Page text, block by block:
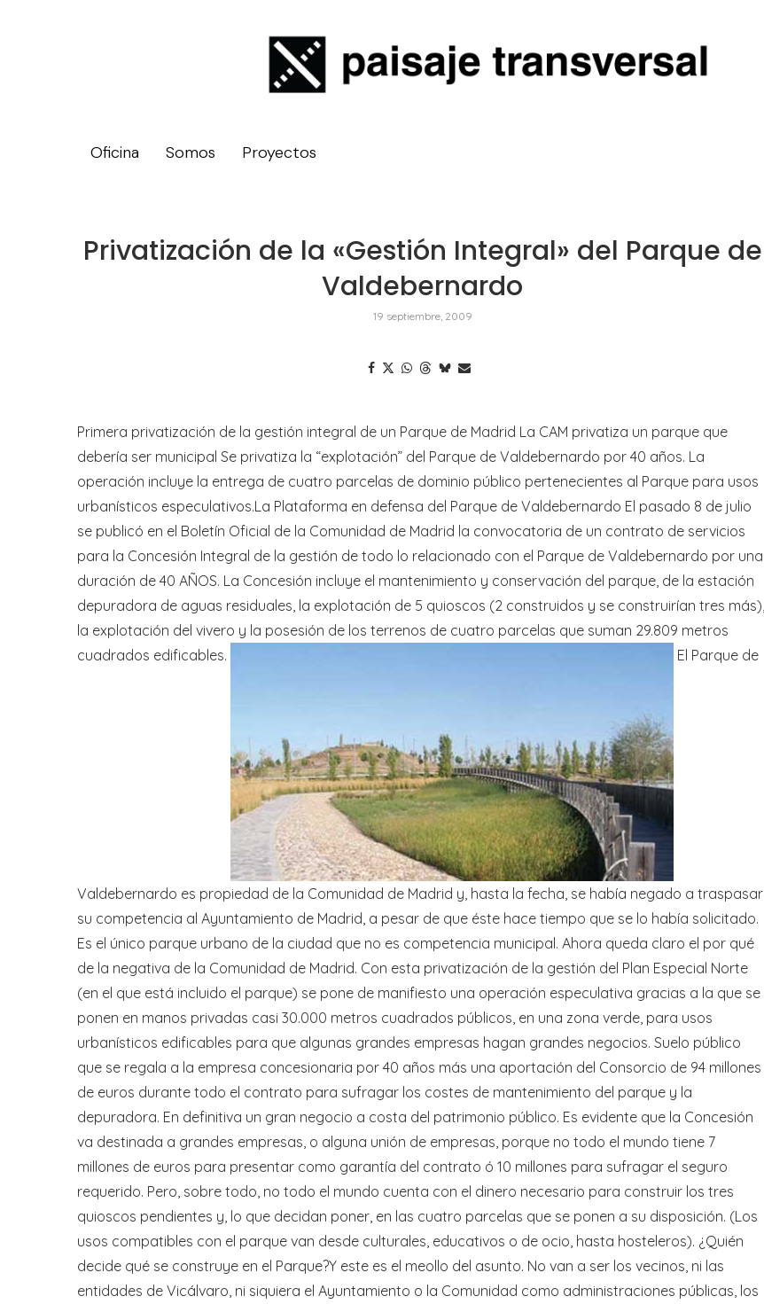
Oficina Somos Proyectos
Privatización de la «Gestión Integral» del Parque de
Valdebernardo
19 septiembre, 2009
Primera privatización de la gestión integral de un Parque de Madrid La CAM privatiza un parque que
debería ser municipal Se privatiza la “explotación” del Parque de Valdebernardo por 40 años. La
operación incluye la entrega de cuatro parcelas de dominio público pertenecientes al Parque para usos
urbanísticos especulativos.La Plataforma en defensa del Parque de Valdebernardo El pasado 8 de julio
se publicó en el Boletín Oficial de la Comunidad de Madrid la convocatoria de un contrato de servicios
para la Concesión Integral de la gestión de todo lo relacionado con el Parque de Valdebernardo por una
duración de 40 AÑOS. La Concesión incluye el mantenimiento y conservación del parque, de la estación
depuradora de aguas residuales, la explotación de 5 quioscos (2 construidos y se construirían tres más),
la explotación del vivero y la posesión de los terrenos de cuatro parcelas que suman 29.809 metros
cuadrados edificables.
El Parque de
Valdebernardo es propiedad de la Comunidad de Madrid y, hasta la fecha, se había negado a traspasar
su competencia al Ayuntamiento de Madrid, a pesar de que éste hace tiempo que se lo había solicitado.
Es el único parque urbano de la ciudad que no es competencia municipal. Ahora queda claro el por qué
de la negativa de la Comunidad de Madrid. Con esta privatización de la gestión del Plan Especial Norte
(en el que está incluido el parque) se pone de manifiesto una operación especulativa gracias a la que se
ponen en manos privadas casi 30.000 metros cuadrados públicos, en una zona verde, para usos
urbanísticos edificables para que algunas grandes empresas hagan grandes negocios. Suelo público
que se regala a la empresa concesionaria por 40 años más una aportación del Consorcio de 94 millones
de euros durante todo el contrato para sufragar los costes de mantenimiento del parque y la
depuradora. En definitiva un gran negocio a costa del patrimonio público. Es evidente que la Concesión
va destinada a grandes empresas, o alguna unión de empresas, porque no todo el mundo tiene 7
millones de euros para presentar como garantía del contrato ó 10 millones para sufragar el seguro
requerido. Pero, sobre todo, no todo el mundo cuenta con el dinero necesario para construir los tres
quioscos pendientes y, lo que decidan poner, en las cuatro parcelas que se ponen a su disposición. (Los
usos compatibles con el parque van desde culturales, educativos o de ocio, hasta hosteleros). ¿Quién
decide qué se construye en el Parque?Y este es el meollo del asunto. No van a ser los vecinos, ni las
entidades de Vicálvaro, ni siquiera el Ayuntamiento o la Comunidad como administraciones públicas, los